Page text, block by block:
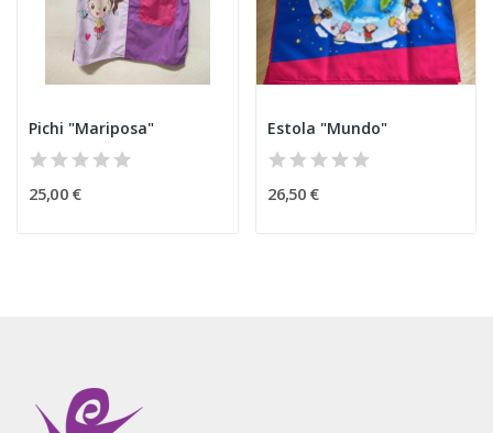
Pichi "Mariposa"
25,00 €
Estola "Mundo"
26,50 €